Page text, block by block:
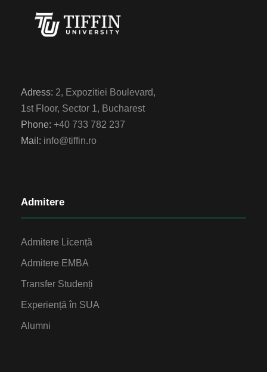
Adress: 2, Expozitiei Boulevard,
1st Floor, Sector 1, Bucharest
Phone: +40 733 782 237
Mail: info@tiffin.ro
Admitere
Admitere Licență
Admitere EMBA
Transfer Studenți
Experiență în SUA
Alumni